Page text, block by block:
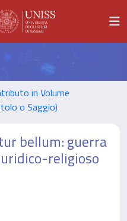
in Volume
o Saggio)
bellum: guerra
religioso